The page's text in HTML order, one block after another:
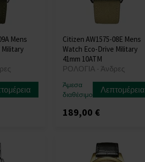
Mens
Citizen AW1575-08E Mens
Watch Eco-Drive Military
41mm 10ATM
ΡΟΛΟΓΙΑ - Άνδρες
Άμεσα
διαθέσιμο
Λεπτομέρεια
189,00 €